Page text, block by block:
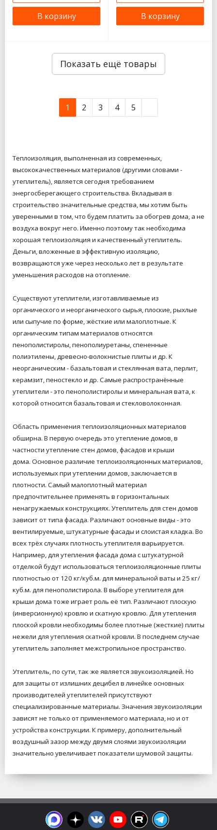
В корзину В корзину
Показать ещё товары
1 2 3 4 5
Теплоизоляция, выполненная из современных,
высококачественных материалов (другими словами -
утеплитель), является сегодня требованием
энергосберегающего строительства. Вкладывая в
строительство значительные средства, мы хотим быть
уверенными в том, что будем платить за обогрев дома, а не
воздуха вокруг него. Именно поэтому так необходима
хорошая теплоизоляция и качественный утеплитель.
Деньги, вложенные в эффективную изоляцию,
возвращаются уже через несколько лет в результате
уменьшения расходов на отопление.
Существуют утеплители, изготавливаемые из
органического и неорганического сырья, плоские, рыхлые
или сыпучие по форме, жёсткие или малоплотные. К
органическим типам материалов относятся
пенополистиролы, пенополиуретаны, спененные
полиэтилены, древесно-волокнистые плиты и др. К
неорганическим - базальтовая и стеклянная вата, перлит,
керамзит, пеностекло и др. Самые распространённые
утеплители - это пенополистиролы и минеральная вата, к
которой относится базальтовая и стекловолоконная.
Область применения теплоизоляционных материалов
обширна. В первую очередь это утепление домов, в
частности утепление стен домов, фасадов и крыши
дома. Основное различие теплоизоляционных материалов,
используемых при утеплении домов, заключается в
плотности. Самый малоплотный материал
предпочтительнее применять в горизонтальных
ненагружаемых конструкциях. Утеплитель для стен домов
зависит от типа фасада. Различают основные виды - это
вентилируемые, штукатурные фасады и слоистая кладка. Во
всех трёх случаях плотность утеплителя варьируется.
Например, для утепления фасада дома с штукатурной
отделкой будут использоваться теплоизоляционные плиты
плотностью от 120 кг/куб.м. для минеральной ваты и 25 кг/
куб.м. для пенополистирола. В выборе утеплителя для
крыши дома тоже играет роль её тип. Различают плоскую
(инверсионную) кровлю и скатную кровлю. Для утепления
плоской кровли необходимы более плотные (жесткие) плиты
нежели для утепления скатной кровли. В последнем случае
утеплитель заполняет межстропильное пространство.
Утеплитель, по сути, так же является звукоизоляцией. Но
для защиты от излишних децибел в линейке основных
производителей утеплителей присутствуют
специализированные материалы. Значения звукоизоляции
зависят не только от применяемого материала, но и от
устройства конструкции. К примеру, дополнительный
воздушный зазор между двумя слоями звукоизоляции
значительно увеличивает показатели шумовой защиты.